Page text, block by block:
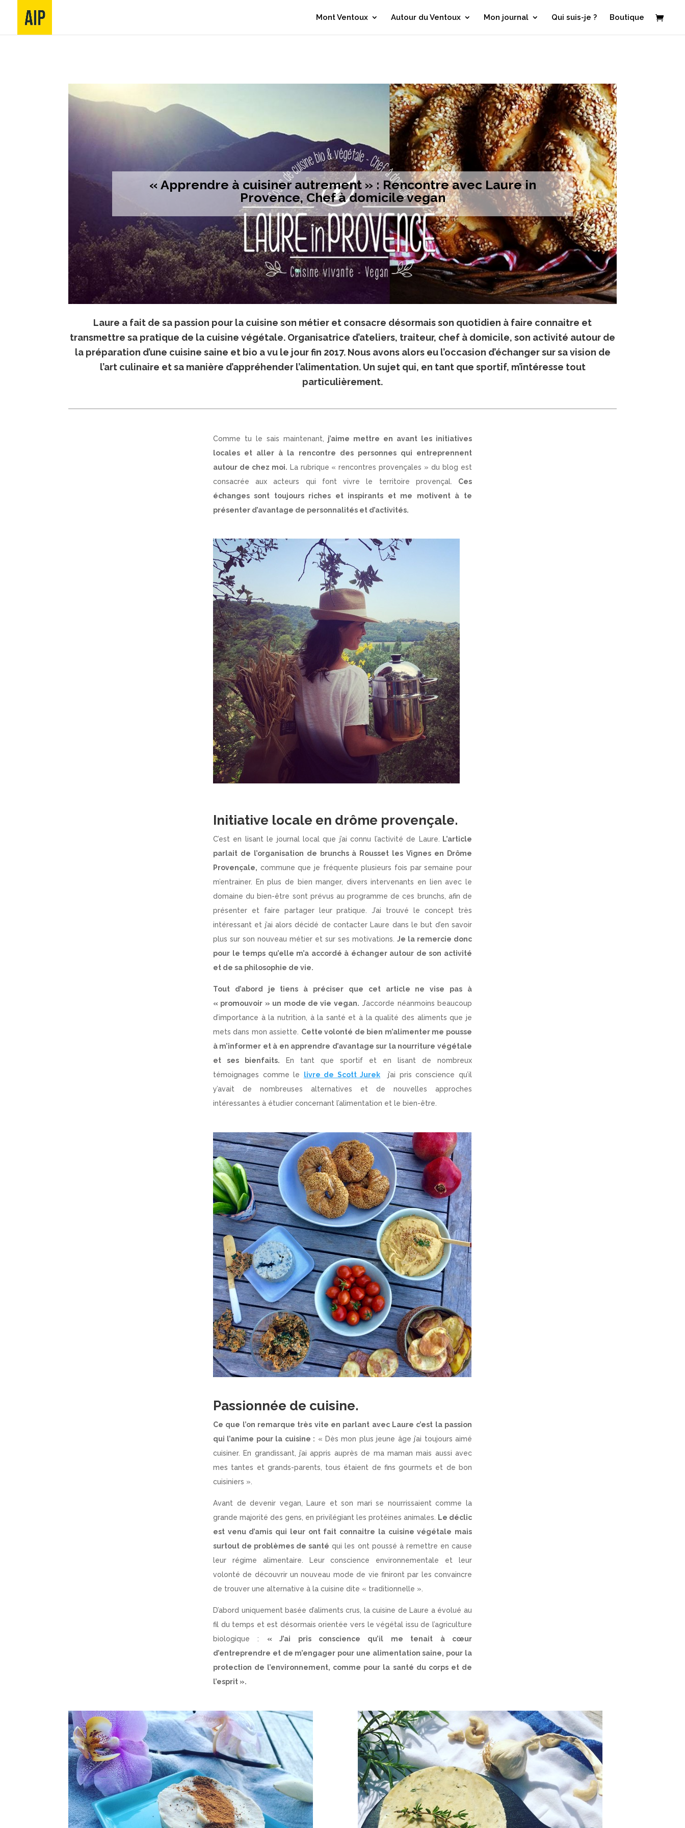
Mont Ventoux Autour du Ventoux Mon journal Qui suis-je ? Boutique
« Apprendre à cuisiner autrement » : Rencontre avec Laure in
Provence, Chef à domicile vegan
Laure a fait de sa passion pour la cuisine son métier et consacre désormais son quotidien à faire connaitre et
transmettre sa pratique de la cuisine végétale. Organisatrice d’ateliers, traiteur, chef à domicile, son activité autour de
la préparation d’une cuisine saine et bio a vu le jour fin 2017. Nous avons alors eu l’occasion d’échanger sur sa vision de
l’art culinaire et sa manière d’appréhender l’alimentation. Un sujet qui, en tant que sportif, m’intéresse tout
particulièrement.
Comme tu le sais maintenant,
j’aime mettre en avant les initiatives
locales et aller à la rencontre des personnes qui entreprennent
autour de chez moi. La rubrique « rencontres provençales » du blog est
consacrée aux acteurs qui font vivre le territoire provençal. Ces
échanges sont toujours riches et inspirants et me motivent à te
présenter d’avantage de personnalités et d’activités.
Initiative locale en drôme provençale.
C’est en lisant le journal local que j’ai connu l’activité de Laure.
L’article
parlait de l’organisation de brunchs à Rousset les Vignes en Drôme
Provençale, commune que je fréquente plusieurs fois par semaine pour
m’entrainer. En plus de bien manger, divers intervenants en lien avec le
domaine du bien-être sont prévus au programme de ces brunchs, afin de
présenter et faire partager leur pratique. J’ai trouvé le concept très
intéressant et j’ai alors décidé de contacter Laure dans le but d’en savoir
plus sur son nouveau métier et sur ses motivations. Je la remercie donc
pour le temps qu’elle m’a accordé à échanger autour de son activité
et de sa philosophie de vie.
Tout d’abord je tiens à préciser que cet article ne vise pas à
« promouvoir » un mode de vie vegan. J’accorde néanmoins beaucoup
d’importance à la nutrition, à la santé et à la qualité des aliments que je
mets dans mon assiette. Cette volonté de bien m’alimenter me pousse
à m’informer et à en apprendre d’avantage sur la nourriture végétale
et ses bienfaits. En tant que sportif et en lisant de nombreux
témoignages comme le
livre de Scott Jurek
j’ai pris conscience qu’il
y’avait de nombreuses alternatives et de nouvelles approches
intéressantes à étudier concernant l’alimentation et le bien-être.
Passionnée de cuisine.
Ce que l’on remarque très vite en parlant avec Laure c’est la passion
qui l’anime pour la cuisine : « Dès mon plus jeune âge j’ai toujours aimé
cuisiner. En grandissant, j’ai appris auprès de ma maman mais aussi avec
mes tantes et grands-parents, tous étaient de fins gourmets et de bon
cuisiniers »
Avant de devenir vegan, Laure et son mari se nourrissaient comme la
grande majorité des gens, en privilégiant les protéines animales.
Le déclic
est venu d’amis qui leur ont fait connaitre la cuisine végétale mais
surtout de problèmes de santé qui les ont poussé à remettre en cause
leur régime alimentaire. Leur conscience environnementale et leur
volonté de découvrir un nouveau mode de vie finiront par les convaincre
de trouver une alternative à la cuisine dite « traditionnelle ».
D’abord uniquement basée d’aliments crus, la cuisine de Laure a évolué au
fil du temps et est désormais orientée vers le végétal issu de l’agriculture
biologique : « J’ai pris conscience qu’il me tenait à cœur
d’entreprendre et de m’engager pour une alimentation saine, pour la
protection de l’environnement, comme pour la santé du corps et de
l’esprit ».